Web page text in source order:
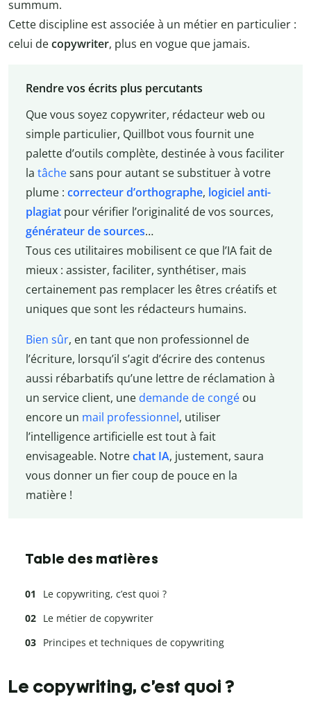
summum.
Cette discipline est associée à un métier en particulier :
celui decopywriter, plus en vogue que jamais.
Rendre vos écrits plus percutants
Que vous soyez copywriter, rédacteur web ou
simple particulier, Quillbot vous fournit une
palette d’outils complète, destinée à vous faciliter
la tâchesans pour autant se substituer à votre
plume : correcteur d’orthographe, logiciel anti-
plagiatpour vérifier l’originalité de vos sources,
générateur de sources…
Tous ces utilitaires mobilisent ce que l’IA fait de
mieux : assister, faciliter, synthétiser, mais
certainement pas remplacer les êtres créatifs et
uniques que sont les rédacteurs humains.
Bien sûr, en tant que non professionnel de
l’écriture, lorsqu’il s’agit d’écrire des contenus
aussi rébarbatifs qu’une lettre de réclamation à
un service client, une demande de congéou
encore un mail professionnel, utiliser
l’intelligence artificielle est tout à fait
envisageable. Notrechat IA, justement, saura
vous donner un fier coup de pouce en la
matière !
Table des matières
Le copywriting, c’est quoi ?
Le métier de copywriter
Principes et techniques de copywriting
Le copywriting, c’est quoi ?